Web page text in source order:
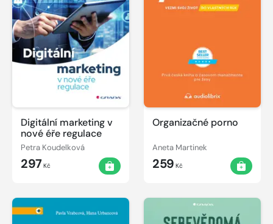
Digitální marketing v
nové éře regulace
Petra Koudelková
297Kč
Organizačné porno
Aneta Martinek
259 Kč